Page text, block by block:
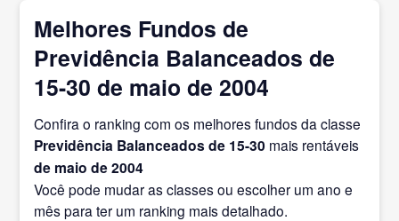
Melhores Fundos de
Previdência Balanceados de
15-30 de maio de 2004
Confira o ranking com os melhores fundos da classe
Previdência Balanceados de 15-30 mais rentáveis
de maio de 2004
Você pode mudar as classes ou escolher um ano e
mês para ter um ranking mais detalhado.